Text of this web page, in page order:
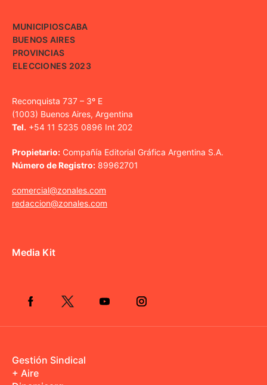
MUNICIPIOSCABA
BUENOS AIRES
PROVINCIAS
ELECCIONES 2023
Reconquista 737 – 3º E
(1003) Buenos Aires, Argentina
Tel. +54 11 5235 0896 Int 202
Propietario: Compañía Editorial Gráfica Argentina S.A.
Número de Registro: 89962701
comercial@zonales.com
redaccion@zonales.com
Media Kit
Gestión Sindical
+ Aire